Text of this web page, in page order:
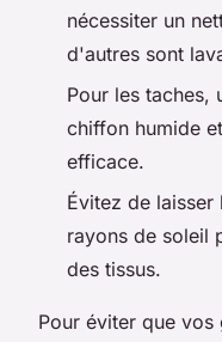
nécessiter un
d'autres sont
Pour les taches,
chiffon humide
efficace.
Évitez de
rayons de soleil
des tissus.
Pour éviter que vos